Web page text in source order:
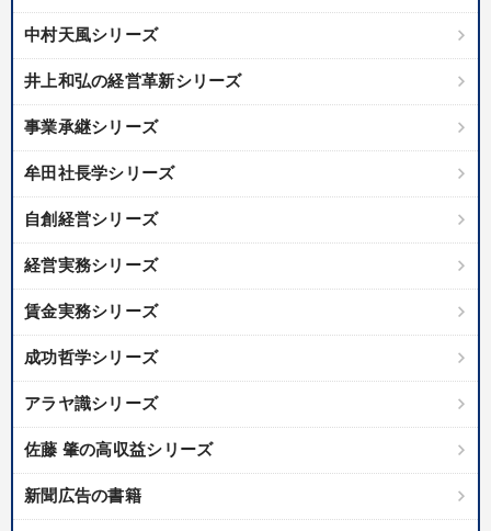
中村天風シリーズ
井上和弘の経営革新シリーズ
事業承継シリーズ
牟田社長学シリーズ
自創経営シリーズ
経営実務シリーズ
賃金実務シリーズ
成功哲学シリーズ
アラヤ識シリーズ
佐藤 肇の高収益シリーズ
新聞広告の書籍